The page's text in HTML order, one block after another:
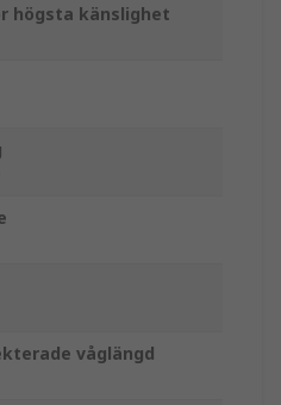
högsta känslighet
våglängd